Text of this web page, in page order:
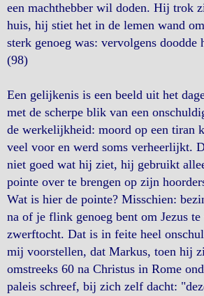
een machthebber wil doden. Hij trok
huis, hij stiet het in de lemen wand
sterk genoeg was: vervolgens doodde
(98)
Een gelijkenis is een beeld uit het
met de scherpe blik van een
de werkelijkheid: moord op een tiran
veel voor en werd soms verheerlijkt.
niet goed wat hij ziet, hij gebruikt
pointe over te brengen op zijn
Wat is hier de pointe? Misschien:
na of je flink genoeg bent om Jezus
zwerftocht. Dat is in feite heel
mij voorstellen, dat Markus, toen hij
omstreeks 60 na Christus in Rome
paleis schreef, bij zich zelf dacht: